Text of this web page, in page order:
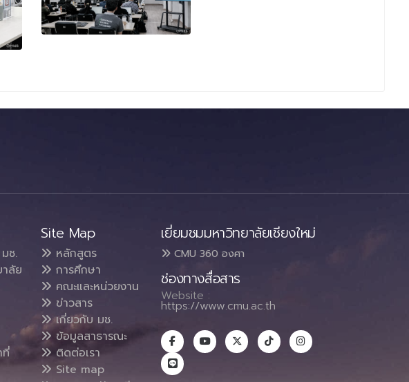
ช.
ลัย
ที่
Site Map
หลักสูตร
การศึกษา
คณะและหน่วยงาน
ข่าวสาร
เกี่ยวกับ มช.
ข้อมูลสาธารณะ
ติดต่อเรา
Site map
เยี่ยมชมมหาวิทยาลัยเชียงใหม่
CMU 360 องศา
ช่องทางสื่อสาร
Website :
https://www.cmu.ac.th